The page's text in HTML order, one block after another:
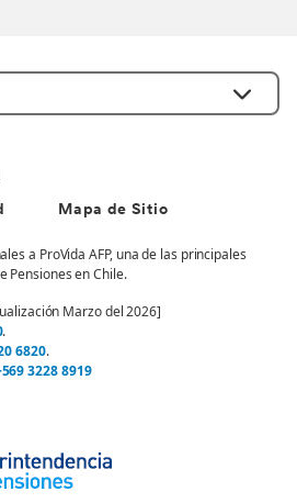
Mapa de Sitio
a ProVida AFP, una de las principales
Pensiones en Chile.
Marzo del 2026]
.
6820.
3228 8919